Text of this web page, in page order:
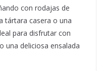
con rodajas de
tártara casera o una
para disfrutar con
una deliciosa ensalada